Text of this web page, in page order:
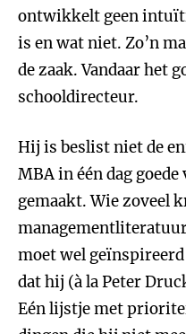
ontwikkelt geen
is en wat niet. Zo’n
de zaak. Vandaar het
schooldirecteur.
Hij is beslist niet de
MBA in één dag
gemaakt. Wie zoveel
moet wel
dat hij (à la Peter
Eén lijstje met